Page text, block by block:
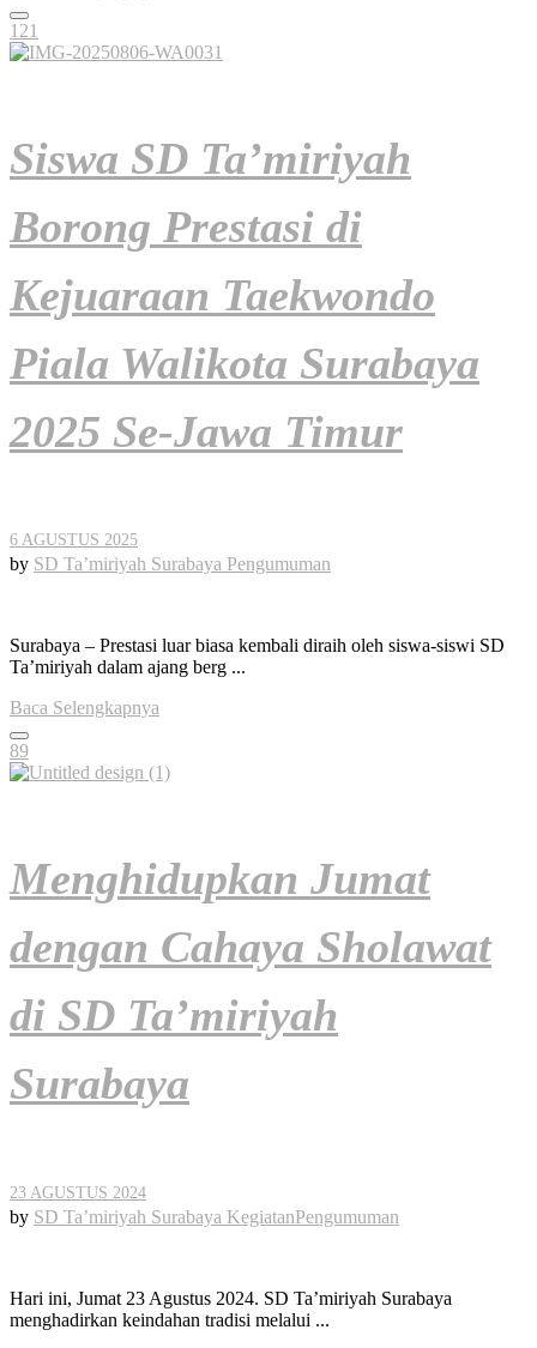
121
Siswa SD Ta’miriyah
Borong Prestasi di
Kejuaraan Taekwondo
Piala Walikota Surabaya
2025 Se-Jawa Timur
6 AGUSTUS 2025
by SD Ta’miriyah Surabaya Pengumuman
Surabaya – Prestasi luar biasa kembali diraih oleh siswa-siswi SD
Ta’miriyah dalam ajang berg ...
Baca Selengkapnya
89
Menghidupkan Jumat
dengan Cahaya Sholawat
di SD Ta’miriyah
Surabaya
23 AGUSTUS 2024
by SD Ta’miriyah Surabaya KegiatanPengumuman
Hari ini, Jumat 23 Agustus 2024. SD Ta’miriyah Surabaya
menghadirkan keindahan tradisi melalui ...